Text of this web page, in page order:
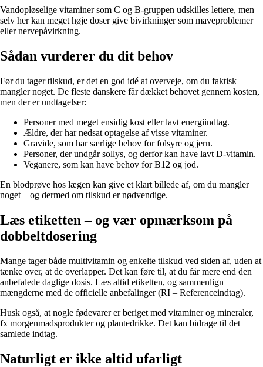
Vandopløselige vitaminer som C og B-gruppen udskilles lettere, men
selv her kan meget høje doser give bivirkninger som maveproblemer
eller nervepåvirkning.
Sådan vurderer du dit behov
Før du tager tilskud, er det en god idé at overveje, om du faktisk
mangler noget. De fleste danskere får dækket behovet gennem kosten,
men der er undtagelser:
Personer med meget ensidig kost eller lavt energiindtag.
Ældre, der har nedsat optagelse af visse vitaminer.
Gravide, som har særlige behov for folsyre og jern.
Personer, der undgår sollys, og derfor kan have lavt D-vitamin.
Veganere, som kan have behov for B12 og jod.
En blodprøve hos lægen kan give et klart billede af, om du mangler
noget – og dermed om tilskud er nødvendige.
Læs etiketten – og vær opmærksom på
dobbeltdosering
Mange tager både multivitamin og enkelte tilskud ved siden af, uden at
tænke over, at de overlapper. Det kan føre til, at du får mere end den
anbefalede daglige dosis. Læs altid etiketten, og sammenlign
mængderne med de officielle anbefalinger (RI – Referenceindtag).
Husk også, at nogle fødevarer er beriget med vitaminer og mineraler,
fx morgenmadsprodukter og plantedrikke. Det kan bidrage til det
samlede indtag.
Naturligt er ikke altid ufarligt